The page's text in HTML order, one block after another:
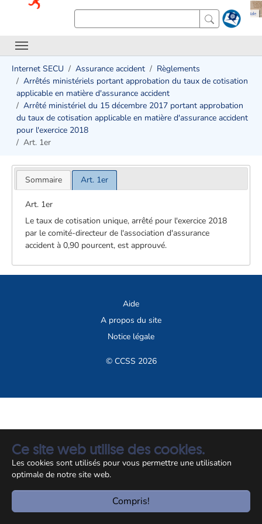
Ce site web utilise des cookies.
Les cookies sont utilisés pour vous permettre une utilisation
optimale de notre site web.
Compris!
Internet SECU Assurance accident
Règlements
Arrêtés ministériels portant approbation du taux de cotisation
applicable en matière d'assurance accident
Arrêté ministériel du 15 décembre 2017 portant approbation
du taux de cotisation applicable en matière d'assurance accident
pour l'exercice 2018
Art. 1er
Sommaire Art. 1er
Art. 1er
Le taux de cotisation unique, arrêté pour l'exercice 2018
par le comité-directeur de l'association d'assurance
accident à 0,90 pourcent, est approuvé.
Aide
A propos du site
Notice légale
© CCSS 2026